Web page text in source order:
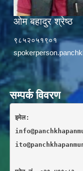
ओम बहादुर श्रेष्ठ
९८५२०५१९०१
सम्पर्क विवरण
इमेल: